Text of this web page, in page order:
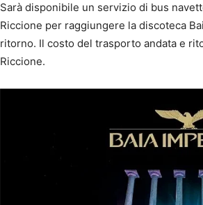
Sarà disponibile un servizio di bus
Riccione per raggiungere la discoteca
ritorno. Il costo del trasporto andata e
Riccione.